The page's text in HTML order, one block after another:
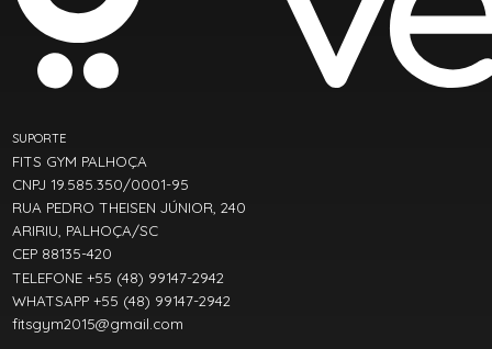
SUPORTE
FITS GYM PALHOÇA
CNPJ 19.585.350/0001-95
RUA PEDRO THEISEN JÚNIOR, 240
ARIRIU, PALHOÇA/SC
CEP 88135-420
TELEFONE +55 (48) 99147-2942
WHATSAPP +55 (48) 99147-2942
fitsgym2015@gmail.com